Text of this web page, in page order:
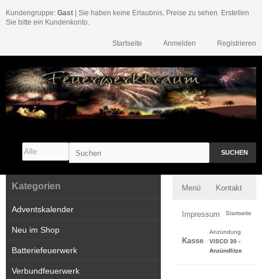
Kundengruppe: Gast | Sie haben keine Erlaubnis, Preise zu sehen. Erstellen
Sie bitte ein Kundenkonto.
Registrieren
Anmelden
Startseite
SUCHEN
Menü Kontakt
Impressum
Kasse
Startseite
Anzündung
VISCO 30 -
Anzündlitze
Kategorien
Adventskalender
Neu im Shop
Batteriefeuerwerk
Verbundfeuerwerk